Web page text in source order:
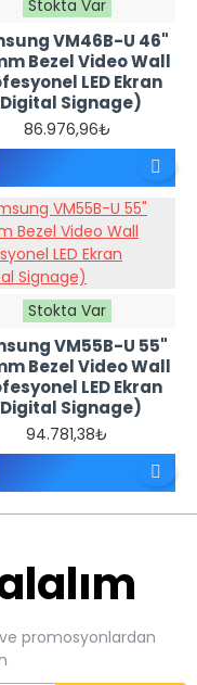
TEKLIF
İSTEYINIZ
Stokta Var
VM46B-U 46"
Bezel Video Wall
LED Ekran
Signage)
86.976,96₺
TEKLIF
Stokta Var
VM55B-U 55"
Bezel Video Wall
LED Ekran
Signage)
94.781,38₺
promosyonlardan